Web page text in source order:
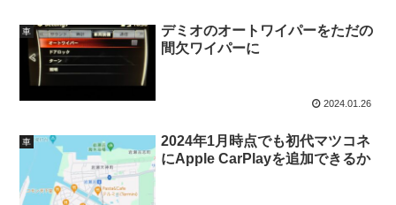
車
デミオのオートワイパーをただの
間欠ワイパーに
2024.01.26
車
2024年1月時点でも初代マツコネ
にApple CarPlayを追加できるか